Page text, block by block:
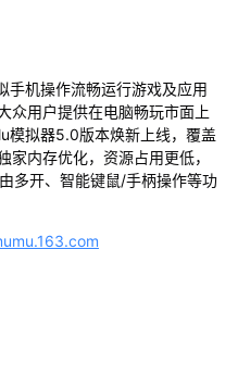
手机操作流畅运行游戏及应用
众用户提供在电脑畅玩市面上
模拟器5.0版本焕新上线，覆盖
内存优化，资源占用更低，
多开、智能键鼠/手柄操作等功